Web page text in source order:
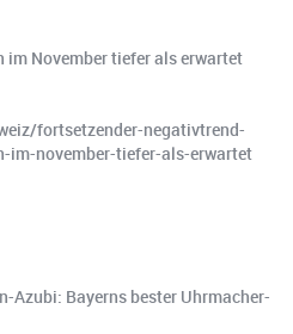
im November tiefer als erwartet
fortsetzender-negativtrend-
im-november-tiefer-als-erwartet
Azubi: Bayerns bester Uhrmacher-